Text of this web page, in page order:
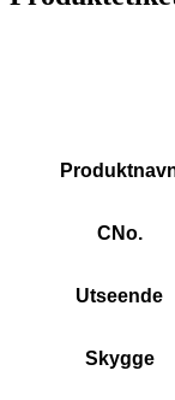
CNo.
Utseende
Skygge